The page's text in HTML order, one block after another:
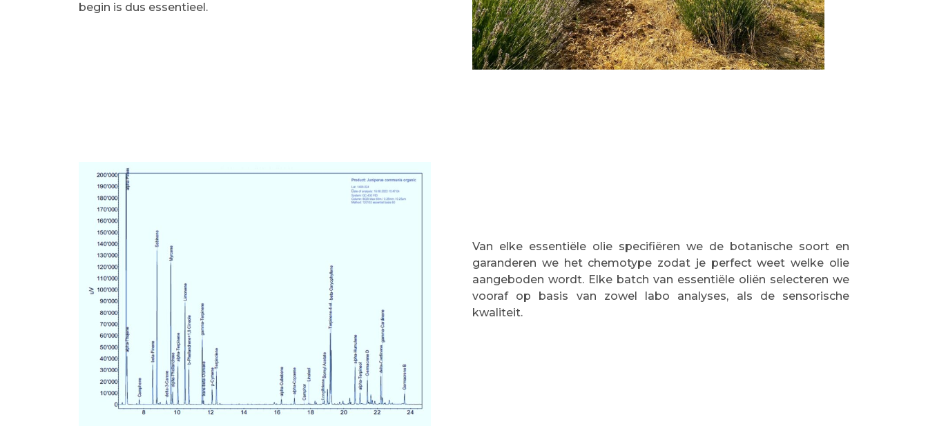
begin is dus essentieel.
Van elke essentiële olie specifiëren we de botanische soort en
garanderen we het chemotype zodat je perfect weet welke olie
aangeboden wordt. Elke batch van essentiële oliën selecteren we
vooraf op basis van zowel labo analyses, als de sensorische
kwaliteit.